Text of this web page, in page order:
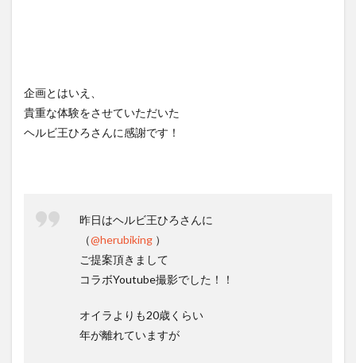
企画とはいえ、
貴重な体験をさせていただいた
ヘルビ王ひろさんに感謝です！
昨日はヘルビ王ひろさんに
（@herubiking ）
ご提案頂きまして
コラボYoutube撮影でした！！
オイラよりも20歳くらい
年が離れていますが